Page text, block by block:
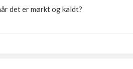
det er mørkt og kaldt?